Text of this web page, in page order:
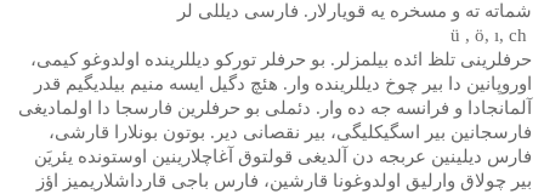
شماته ته و مسخره یه قویارلار. فارسی دیللی لر
ü , ö, ı, ch
حرفلرینی تلظ ائده بیلمزلر. بو حرفلر تورکو دیللرینده اولدوغو کیمی،
اوروپانین دا بیر چوخ دیللرینده وار. هئچ دگیل ایسه منیم بیلدیگیم قدر
آلمانجادا و فرانسه جه ده وار. دئملی بو حرفلرین فارسجا دا اولمادیغی
فارسجانین بیر اسگیکلیگی، بیر نقصانی دیر. بوتون بونلارا قارشی،
فارس دیلینین عربجه دن آلدیغی قولتوق آغاچلارینین اوستونده یئریَن
بیر چولاق وارلیق اولدوغونا قارشین، فارس باجی قارداشلاریمیز اؤز